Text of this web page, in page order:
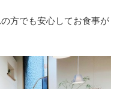
方でも安心してお食事が